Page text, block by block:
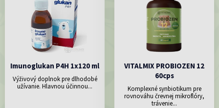
Imunoglukan P4H 1x120 ml
Výživový doplnok pre dlhodobé
užívanie. Hlavnou účinnou...
VITALMIX PROBIOZEN 12
60cps
Komplexné synbiotikum pre
rovnováhu črevnej mikroflóry,
trávenie...